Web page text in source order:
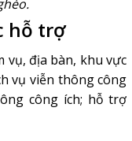
hỗ trợ
vụ, địa bàn, khu vực
vụ viễn thông công
công ích; hỗ trợ